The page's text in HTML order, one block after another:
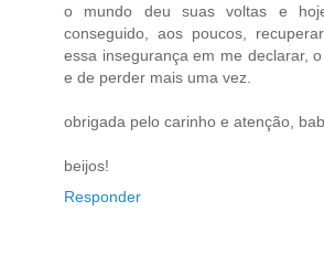
o mundo deu suas voltas e
conseguido, aos poucos,
essa insegurança em me declarar,
e de perder mais uma vez.
obrigada pelo carinho e atenção,
beijos!
Responder